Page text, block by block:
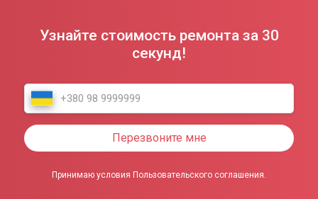
Узнайте стоимость ремонта за 30
секунд!
Перезвоните мне
Принимаю условия Пользовательского соглашения.